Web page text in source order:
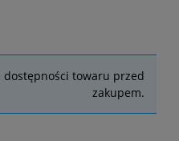
towaru przed
zakupem.